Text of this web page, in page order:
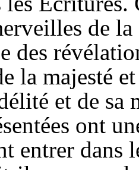
de
des
la majesté
et de
ont
entrer dans